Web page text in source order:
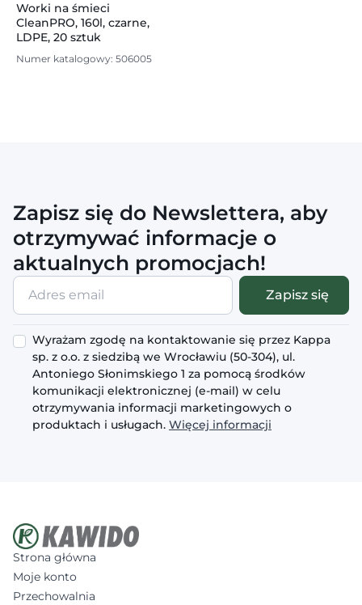
Worki na śmieci
CleanPRO, 160l, czarne,
LDPE, 20 sztuk
Numer katalogowy: 506005
Zapisz się do Newslettera, aby
otrzymywać informacje o
aktualnych promocjach!
Adres
email
Zapisz się
Wyrażam zgodę na kontaktowanie się przez Kappa
sp. z o.o. z siedzibą we Wrocławiu (50-304), ul.
Antoniego Słonimskiego 1 za pomocą środków
komunikacji elektronicznej (e-mail) w celu
otrzymywania informacji marketingowych o
produktach i usługach. Więcej informacji
Strona główna
Moje konto
Przechowalnia